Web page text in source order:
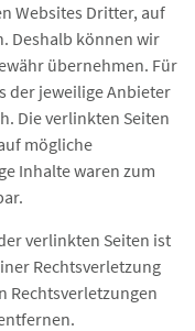
Websites Dritter, auf
Deshalb können wir
übernehmen. Für
der jeweilige Anbieter
Die verlinkten Seiten
mögliche
Inhalte waren zum
verlinkten Seiten ist
Rechtsverletzung
Rechtsverletzungen